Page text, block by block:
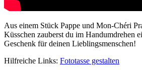
Aus einem Stück Pappe und Mon-Chéri
Küsschen zauberst du im Handumdrehen
Geschenk für deinen Lieblingsmenschen!
Hilfreiche Links: Fototasse gestalten